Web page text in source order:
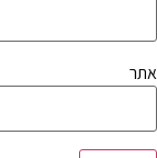
אתר